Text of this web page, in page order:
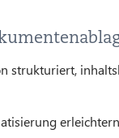
strukturiert,